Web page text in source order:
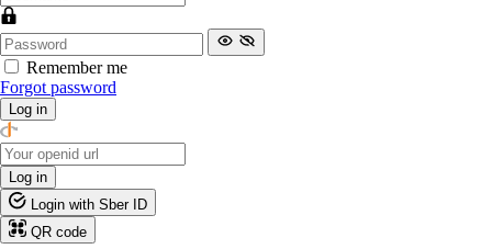
Remember me
Forgot password
Log in
Log in
Login with Sber ID
QR code